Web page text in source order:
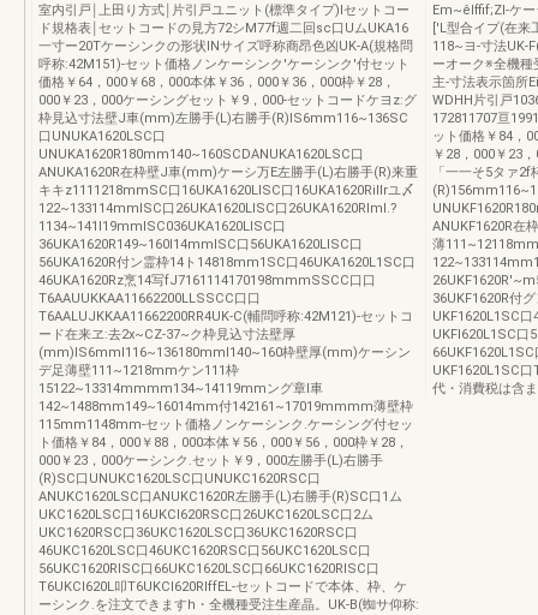
室内引戸￨上田り方式￨片引戸ユニット(標準タイプ)Iセットコー
ド規格表￨セットコードの見方72シM77f週二回sc口UムUKA16
一寸ー20Tケーシンクの形状INサイズ呼称商昂色凶UK-A(規格問
呼称:42M151)-セット価格ノンケーシンク'ケーシンク'付セット
価格￥64，000￥68，000本体￥36，000￥36，000枠￥28，
000￥23，000ケーシングセット￥9，000-セットコードケヨz:グ
枠見込寸法壁J車(mm)左勝手(L)右勝手(R)lS6mm116~136SC
口UNUKA1620LSC口
UNUKA1620R180mm140~160SCDANUKA1620LSC口
ANUKA1620R在枠壁J車(mm)ケーシ万E左勝手(L)右勝手(R)来重
キキz1111218mmSC口16UKA1620LISC口16UKA1620Rillrユ〆
122~133114mmISC口26UKA1620LISC口26UKA1620Rlml.?
1134~141I19mmISC036UKA1620LISC口
36UKA1620R149~160I14mmISC口56UKA1620LISC口
56UKA1620R付ン霊枠14ト14818mm1SC口46UKA1620L1SC口
46UKA1620Rz烹14写fJ7161114170198mmmSSCC口口
T6AAUUKKAA11662200LLSSCC口口
T6AALUJKKAA11662200RR4UK-C(輔問呼称:42M121)-セットコ
ード在来ヱ:去2x~CZ-37~ク枠見込寸法壁厚
(mm)lS6mmI116~136180mmI140~160枠壁厚(mm)ケーシン
デ足薄壁111~1218mmケン111枠
15122~13314mmmm134~14119mmング章I車
142~1488mm149~16014mm付142161~17019mmmm薄壁枠
115mm1148mm-セット価格ノンケーシンク.ケーシング付セッ
ト価格￥84，000￥88，000本体￥56，000￥56，000枠￥28，
000￥23，000ケーシンク.セット￥9，000左勝手(L)右勝手
(R)SC口UNUKC1620LSC口UNUKC1620RSC口
ANUKC1620LSC口ANUKC1620R左勝手(L)右勝手(R)SC口1ム
UKC1620LSC口16UKCl620RSC口26UKC1620LSC口2ム
UKC1620RSC口36UKC1620LSC口36UKC1620RSC口
46UKC1620LSC口46UKC1620RSC口56UKC1620LSC口
56UKC1620RISC口66UKC1620LSC口66UKC1620RISC口
T6UKCl620L叩T6UKCl620RIffEL-セットコードで本体、枠、ケ
ーシンク.を注文できますh・全機種受注生産晶。UK-B(蜘サ仰称:
Em~êlffif;Zl-ケー
['L型合イプ(在来
118~ヨ-寸法UK-
ーオーク※全機種
主-寸法表示箇所
WDHH片引戸
172811707亘
ット価格￥84，
￥28，000￥23
「一一そ5タァ
ANUKF1620R在
薄
36UKF1620R付
UKF1620L1SC
UKFl620L1SC口
UKF1620L1SC
代・消費税は含